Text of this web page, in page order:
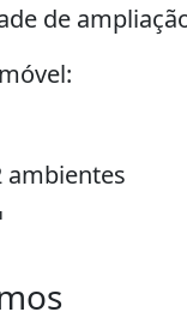
de
ambientes